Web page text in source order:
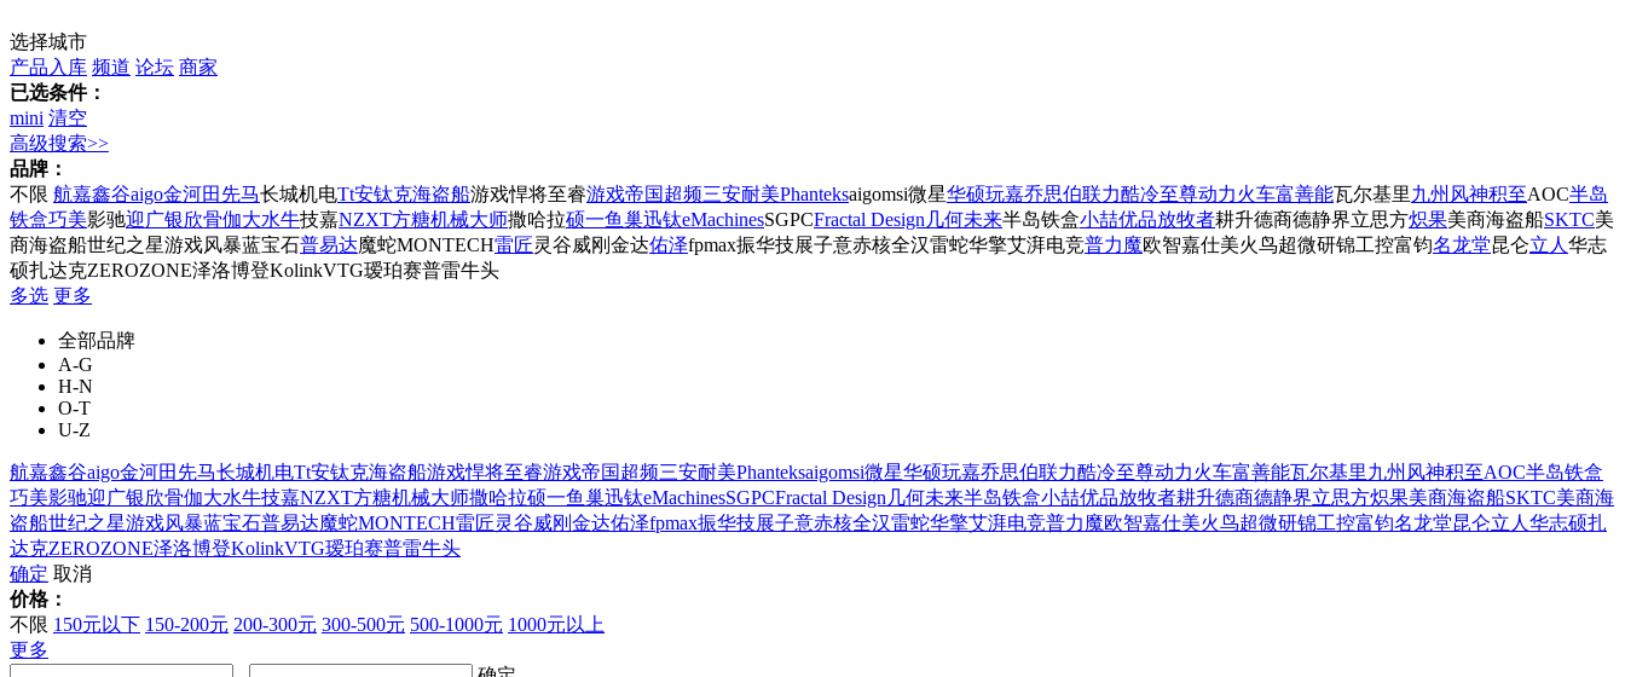
选择城市
产品入库 频道 论坛 商家
已选条件：
mini 清空
高级搜索>>
品牌：
不限 航嘉鑫谷aigo金河田 先马长城机电Tt安钛克海盗船游戏悍将至睿游戏帝国超频三安耐美Phanteksaigomsi微星华硕玩嘉乔思伯联力酷冷至尊动力火车富善能瓦尔基里九州风神积至AOC半岛
铁盒巧美影驰迎广银欣骨伽大水牛技嘉NZXT方糖机械大师撒哈拉硕一鱼巢迅钛eMachinesSGPCFractal Design 几何未来半岛铁盒小喆优品放牧者耕升德商德静界立思方炽果美商海盗船SKTC美
商海盗船世纪之星游戏风暴蓝宝石普易达魔蛇MONTECH雷匠灵谷威刚 金达佑泽fpmax振华技展子意赤核全汉雷蛇华擎艾湃电竞普力魔欧智嘉仕美火鸟超微研锦工控富钧名龙堂昆仑立人 华志
硕扎达克ZEROZONE泽洛博登KolinkVTG瑷珀赛普雷牛头
多选 更多
全部品牌
A-G
H-N
O-T
U-Z
航嘉鑫谷aigo金河田 先马长城机电Tt安钛克海盗船游戏悍将至睿游戏帝国超频三安耐美Phanteksaigomsi微星华硕玩嘉乔思伯联力酷冷至尊动力火车富善能瓦尔基里九州风神积至AOC半岛铁盒
巧美影驰迎广银欣骨伽大水牛技嘉NZXT方糖机械大师撒哈拉硕一鱼巢迅钛eMachinesSGPCFractal Design 几何未来半岛铁盒小喆优品放牧者耕升德商德静界立思方炽果美商海盗船SKTC美商海
盗船世纪之星游戏风暴蓝宝石普易达魔蛇MONTECH雷匠灵谷威刚 金达佑泽fpmax振华技展子意赤核全汉雷蛇华擎艾湃电竞普力魔欧智嘉仕美火鸟超微研锦工控富钧名龙堂昆仑立人 华志硕扎
达克ZEROZONE泽洛博登KolinkVTG瑷珀赛普雷牛头
确定 取消
价格：
不限 150元以下 150-200元 200-300元 300-500元 500-1000元 1000元以上
更多